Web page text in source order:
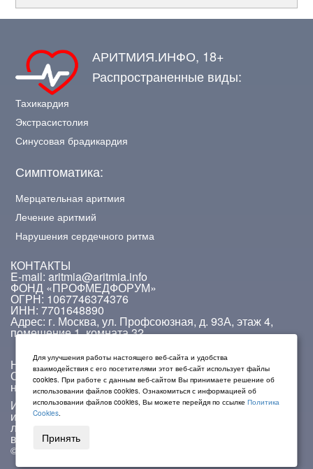
АРИТМИЯ.ИНФО, 18+
Распространенные виды:
Тахикардия
Экстрасистолия
Синусовая брадикардия
Симптоматика:
Мерцательная аритмия
Лечение аритмий
Нарушения сердечного ритма
КОНТАКТЫ
E-mail: aritmia@aritmia.info
ФОНД «ПРОФМЕДФОРУМ»
ОГРН: 1067746374376
ИНН: 7701648890
Адрес: г. Москва, ул. Профсоюзная, д. 93А, этаж 4,
помещение 1, комната 32.
На сайте работает система проверки ошибок.
Обнаружив неточность в тексте, выделите ее и
нажмите Ctrl + Enter.
Информация на данном сайте не должна
использоваться для самостоятельной диагностики и
лечения и не может быть заменой очной консультации
врача.
© 2009 — 2026. Aritmia.info
Для улучшения работы настоящего веб-сайта и удобства
взаимодействия с его посетителями этот веб-сайт использует файлы
cookies. При работе с данным веб-сайтом Вы принимаете решение об
использовании файлов cookies. Ознакомиться с информацией об
использовании файлов cookies, Вы можете перейдя по ссылкеПолитика
Cookies.
Принять